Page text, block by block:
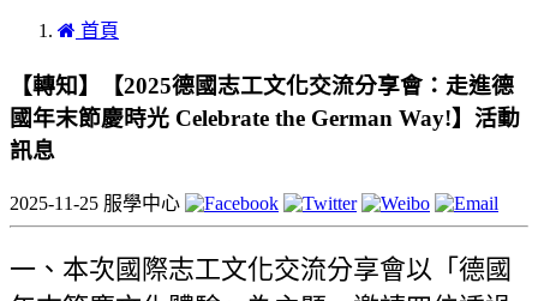
首頁
【轉知】【2025德國志工文化交流分享會：走進德
國年末節慶時光 Celebrate the German Way!】活動
訊息
2025-11-25 服學中心
一、本次國際志工文化交流分享會以「德國